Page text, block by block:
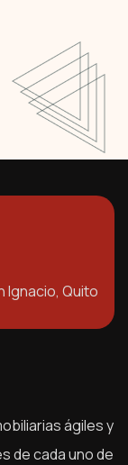
Ignacio, Quito
ágiles y
de cada uno de